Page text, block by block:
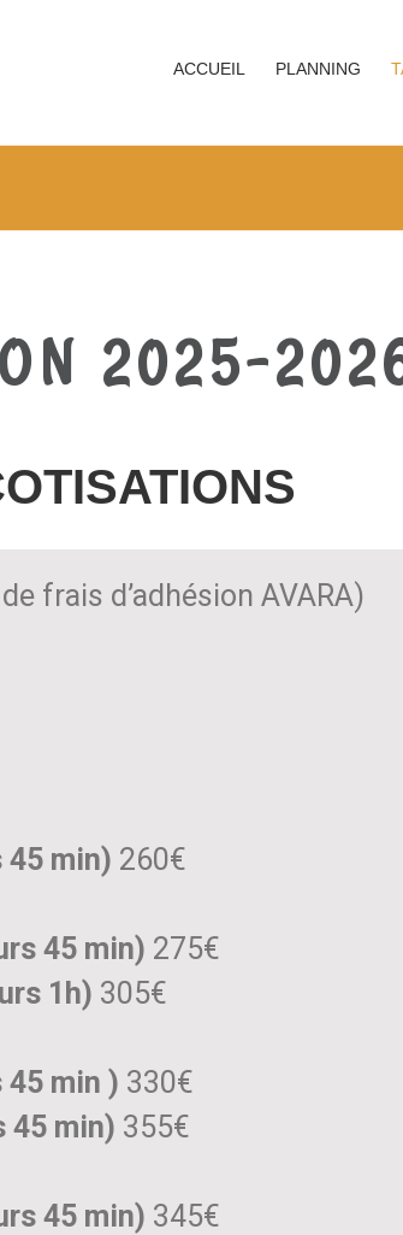
ACCUEIL PLANNING
2025-
frais d’adhésion AVARA)
45 min) 260€
45 min) 275€
1h) 305€
45 min ) 330€
45 min) 355€
45 min) 345€